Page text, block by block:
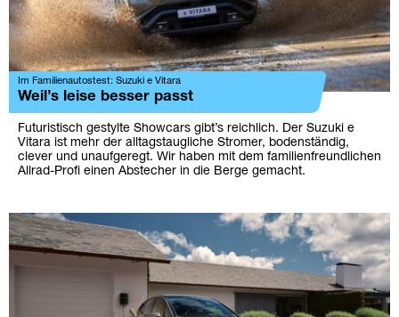
Im Familienautostest: Suzuki e Vitara
Weil’s leise besser passt
Futuristisch gestylte Showcars gibt’s reichlich. Der Suzuki e
Vitara ist mehr der alltagstaugliche Stromer, bodenständig,
clever und unaufgeregt. Wir haben mit dem familienfreundlichen
Allrad-Profi einen Abstecher in die Berge gemacht.